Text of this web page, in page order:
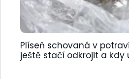
Plíseň schovaná v
ještě stačí odkrojit a kdy